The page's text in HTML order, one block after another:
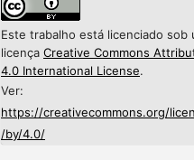
Este trabalho está licenciado sob
licença Creative Commons
4.0 International License.
Ver:
https://creativecommons.org/
/by/4.0/